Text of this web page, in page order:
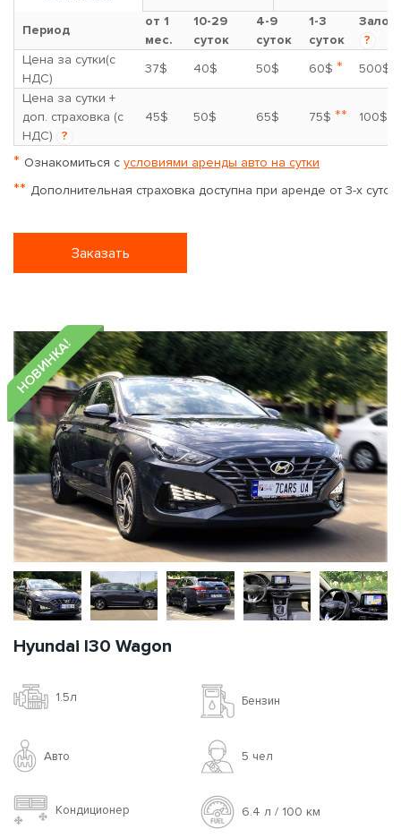
Период
от 1
мес.
10-29
суток
4-9
суток
1-3
суток
Залог
?
Цена за сутки(с
НДС)
37$ 40$ 50$ 60$ *
500$
Цена за сутки +
доп. страховка (с
НДС)
?
45$ 50$ 65$ 75$ ** 100$
* Ознакомиться с условиями аренды авто на сутки
** Дополнительная страховка доступна при аренде от 3-х суток
Заказать
НОВИНКА!
Hyundai I30 Wagon
1.5л Бензин
Авто 5 чел
Кондиционер 6.4 л / 100 км